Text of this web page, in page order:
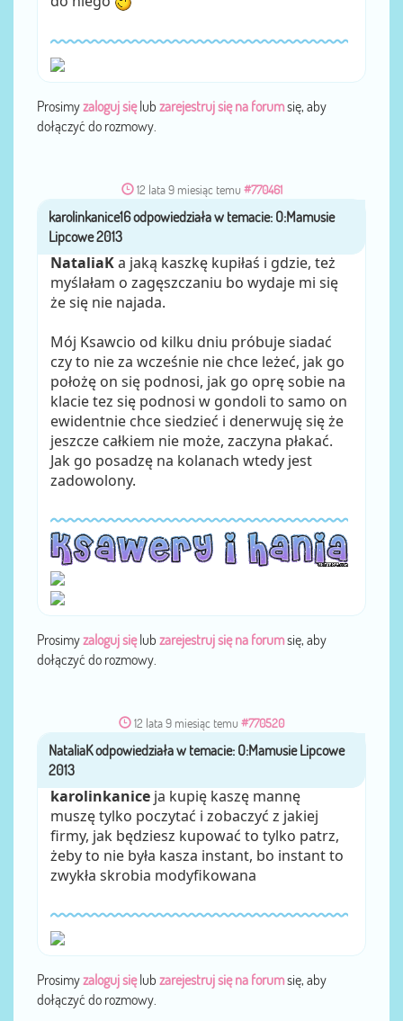
Prosimyzaloguj sięlub zarejestruj się na forumsię, aby
dołączyć do rozmowy.
12 lata 9 miesiąc temu #770461
przezkarolinkanice16
NataliaKa jaką kaszkę kupiłaś i gdzie, też
myślałam o zagęszczaniu bo wydaje mi się
że się nie najada.
Mój Ksawcio od kilku dniu próbuje siadać
czy to nie za wcześnie nie chce leżeć, jak go
położę on się podnosi, jak go oprę sobie na
klacie tez się podnosi w gondoli to samo on
ewidentnie chce siedzieć i denerwuję się że
jeszcze całkiem nie może, zaczyna płakać.
Jak go posadzę na kolanach wtedy jest
zadowolony.
Prosimyzaloguj sięlub zarejestruj się na forumsię, aby
dołączyć do rozmowy.
12 lata 9 miesiąc temu #770520
przezNataliaK
karolinkanice ja kupię kaszę mannę
muszę tylko poczytać i zobaczyć z jakiej
firmy, jak będziesz kupować to tylko patrz,
żeby to nie była kasza instant, bo instant to
zwykła skrobia modyfikowana
Prosimyzaloguj sięlub zarejestruj się na forumsię, aby
dołączyć do rozmowy.